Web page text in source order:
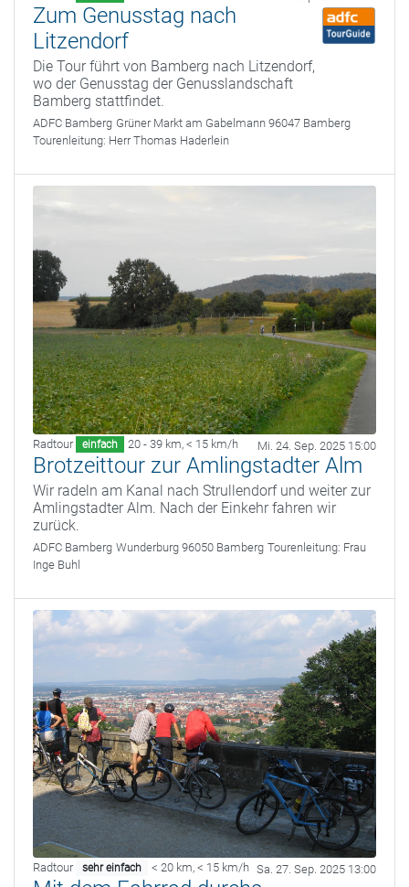
Zum Genusstag nach
Litzendorf
Die Tour führt von Bamberg nach Litzendorf,
wo der Genusstag der Genusslandschaft
Bamberg stattfindet.
ADFC Bamberg Grüner Markt am Gabelmann 96047 Bamberg
Tourenleitung: Herr Thomas Haderlein
Radtour einfach 20 - 39 km, < 15 km/h Mi. 24. Sep. 2025 15:00
Brotzeittour zur Amlingstadter Alm
Wir radeln am Kanal nach Strullendorf und weiter zur
Amlingstadter Alm. Nach der Einkehr fahren wir
zurück.
ADFC Bamberg Wunderburg 96050 Bamberg Tourenleitung: Frau
Inge Buhl
Radtour sehr einfach < 20 km, < 15 km/h Sa. 27. Sep. 2025 13:00